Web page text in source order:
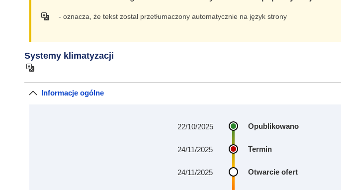
- oznacza, że tekst został przetłumaczony automatycznie na język strony
Systemy klimatyzacji
Informacje ogólne
Opublikowano
22/10/2025
Termin
24/11/2025
Otwarcie ofert
24/11/2025